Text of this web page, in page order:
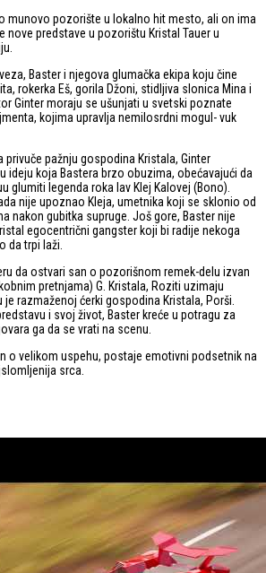
munovo pozorište u lokalno hit mesto, ali on ima
nove predstave u pozorištu Kristal Tauer u
Baster i njegova glumačka ekipa koju čine
rokerka Eš, gorila Džoni, stidljiva slonica Mina i
Ginter moraju se ušunjati u svetski poznate
kojima upravlja nemilosrdni mogul- vuk
privuče pažnju gospodina Kristala, Ginter
ideju koja Bastera brzo obuzima, obećavajući da
glumiti legenda roka lav Klej Kalovej (Bono).
nije upoznao Kleja, umetnika koji se sklonio od
nakon gubitka supruge. Još gore, Baster nije
egocentrični gangster koji bi radije nekoga
da trpi laži.
da ostvari san o pozorišnom remek-delu izvan
pretnjama) G. Kristala, Roziti uzimaju
razmaženoj ćerki gospodina Kristala, Porši.
i svoj život, Baster kreće u potragu za
ga da se vrati na scenu.
o velikom uspehu, postaje emotivni podsetnik na
srca.